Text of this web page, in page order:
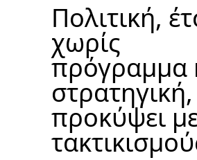
Πολιτική,
χωρίς
πρόγραμμα
στρατηγική,
προκύψει